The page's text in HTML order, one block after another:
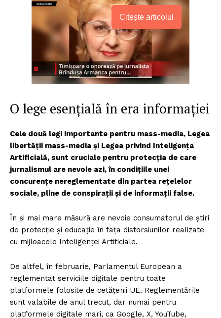
Citește articolul
O lege esențială în era informației
Cele două legi importante pentru mass-media, Legea
libertății mass-media și Legea privind Inteligența
Artificială, sunt cruciale pentru protecția de care
jurnalismul are nevoie azi, în condițiile unei
concurențe nereglementate din partea rețelelor
sociale, pline de conspirații și de informații false.
În și mai mare măsură are nevoie consumatorul de știri
de protecție și educație în fața distorsiunilor realizate
cu mijloacele Inteligenței Artificiale.
De altfel, în februarie, Parlamentul European a
reglementat serviciile digitale pentru toate
platformele folosite de cetățenii UE. Reglementările
sunt valabile de anul trecut, dar numai pentru
platformele digitale mari, ca Google, X, YouTube,